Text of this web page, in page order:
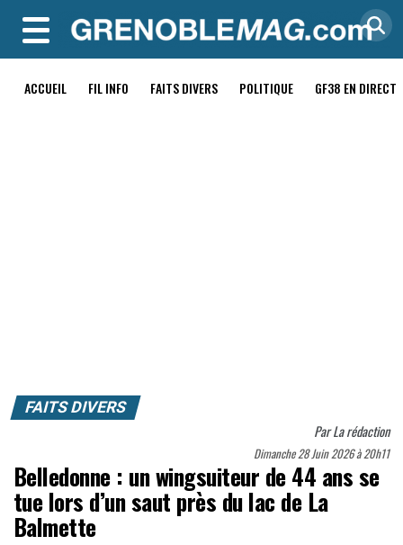
MENU
ACCUEIL FIL INFO FAITS DIVERS POLITIQUE GF38 EN DIRECT
FAITS DIVERS
ParLa rédaction
Dimanche 28 Juin 2026 à 20h11
Belledonne : un wingsuiteur de 44 ans se
tue lors d’un saut près du lac de La
Balmette